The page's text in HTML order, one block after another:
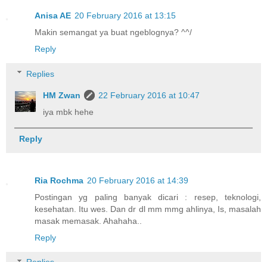
Anisa AE 20 February 2016 at 13:15
Makin semangat ya buat ngeblognya? ^^/
Reply
Replies
HM Zwan
22 February 2016 at 10:47
iya mbk hehe
Reply
Ria Rochma 20 February 2016 at 14:39
Postingan yg paling banyak dicari : resep, teknologi,
kesehatan. Itu wes. Dan dr dl mm mmg ahlinya, Is, masalah
masak memasak. Ahahaha..
Reply